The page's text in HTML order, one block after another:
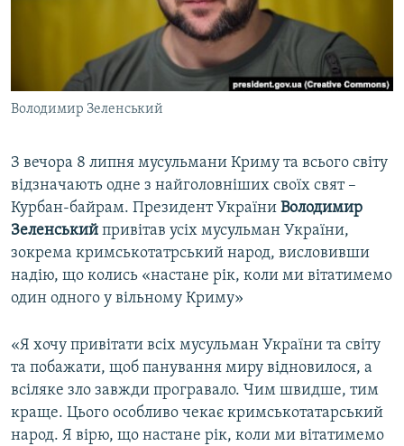
СВІДЧЕННЯ ОКУПАЦІЇ
УКРАЇНСЬКА ПРОБЛЕМА КРИМУ
ІНФОГРАФІКА
Qırımtatar
ДОЛУЧАЙСЯ!
Усі сайти RFE/RL
Володимир Зеленський
З вечора 8 липня мусульмани Криму та всього світу
відзначають одне з найголовніших своїх свят –
Курбан-байрам. Президент України Володимир
Зеленський привітав усіх мусульман України,
зокрема кримськотатрський народ, висловивши
надію, що колись «настане рік, коли ми вітатимемо
один одного у вільному Криму»
«Я хочу привітати всіх мусульман України та світу
та побажати, щоб панування миру відновилося, а
всіляке зло завжди програвало. Чим швидше, тим
краще. Цього особливо чекає кримськотатарський
народ. Я вірю, що настане рік, коли ми вітатимемо